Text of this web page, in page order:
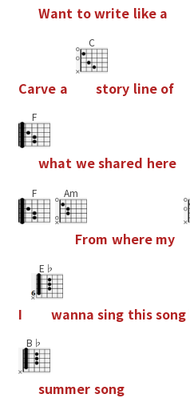
Want towrite like a
Carve a
C
story line of
F
what weshared here
F Am
From where my
I
E♭
wanna sing thissong
B♭
summer song